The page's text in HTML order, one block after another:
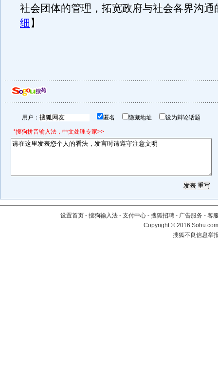
社会团体的管理，拓宽政府与社会各界沟通
细 】
用户： 匿名 隐藏地址 设为辩论话题
*搜狗拼音输入法，中文处理专家>>
设置首页 - 搜狗输入法 - 支付中心 - 搜狐招聘 - 广告服务 - 客
Copyright©2016
搜狐不良信息举